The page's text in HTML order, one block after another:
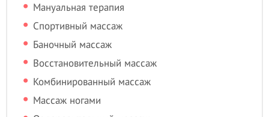
Мануальная терапия
Спортивный массаж
Баночный массаж
Восстановительный массаж
Комбинированный массаж
Массаж ногами